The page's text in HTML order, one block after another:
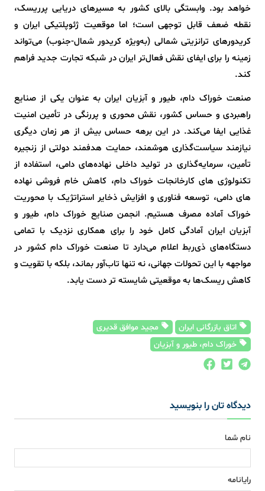
خواهد بود. وابستگی بالای کشور به مسیرهای دریایی پرریسک،
نقطه ضعف قابل توجهی است؛ اما موقعیت ژئوپلتیکی ایران و
کریدورهای ترانزیتی شمالی (به‌ویژه کریدور شمال-جنوب) می‌تواند
زمینه را برای ایفای نقش فعال‌تر ایران در شبکه تجارت جدید فراهم
کند.
صنعت خوراک دام، طیور و آبزیان ایران به عنوان یکی از صنایع
راهبردی و حساس کشور، نقش محوری و پررنگی در تأمین امنیت
غذایی ایفا می‌کند. در این برهه حساس بیش از هر زمان دیگری
نیازمند سیاست‌گذاری هوشمند، حمایت هدفمند دولتی از زنجیره
تأمین، سرمایه‌گذاری در تولید داخلی نهاده‌های دامی، استفاده از
تکنولوژی های کارخانجات خوراک دام، کاهش خام فروشی نهاده
های دامی، توسعه فناوری و افزایش ذخایر استراتژیک با محوریت
خوراک آماده مصرف هستیم. انجمن صنایع خوراک دام، طیور و
آبزیان ایران آمادگی کامل خود را برای همکاری نزدیک با تمامی
دستگاه‌های ذی‌ربط اعلام می‌دارد تا صنعت خوراک دام کشور در
مواجهه با این تحولات جهانی، نه تنها تاب‌آور بماند، بلکه با تقویت و
کاهش ریسک‌ها به موقعیتی شایسته تر دست یابد.
اتاق بازرگانی ایران
مجید موافق قدیری
خوراک دام، طیور و آبزیان
دیدگاه تان را بنویسید
نام شما
رایانامه